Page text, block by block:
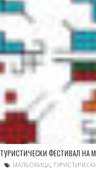
ФЕСТИВАЛ НА
МАЛЬОВИЦА,